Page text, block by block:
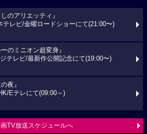
しのアリエッティ』
テレビ/金曜ロードショーにて(21:00〜)
ーのミニオン超変身』
テレビ/最新作公開記念にて(19:00〜)
夜』
Eテレにて(09:00～)
TV放送スケジュールへ